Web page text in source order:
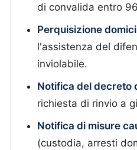
di convalida entro
Perquisizione
l'assistenza del
inviolabile.
Notifica del decreto
richiesta di rinvio a
Notifica di misure
(custodia, arresti